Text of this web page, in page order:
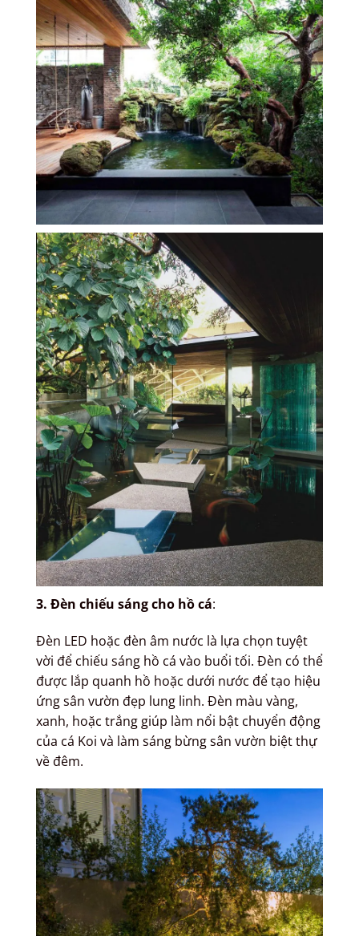
3. Đèn chiếu sáng cho hồ cá:
Đèn LED hoặc đèn âm nước là lựa chọn tuyệt
vời để chiếu sáng hồ cá vào buổi tối. Đèn có thể
được lắp quanh hồ hoặc dưới nước để tạo hiệu
ứng sân vườn đẹp lung linh. Đèn màu vàng,
xanh, hoặc trắng giúp làm nổi bật chuyển động
của cá Koi và làm sáng bừng sân vườn biệt thự
về đêm.